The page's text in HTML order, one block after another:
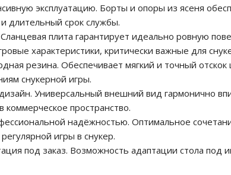
эксплуатацию. Борты и опоры из ясеня
длительный срок службы.
плита гарантирует идеально ровную
характеристики, критически важные для
резина. Обеспечивает мягкий и точный
снукерной игры.
Универсальный внешний вид гармонично
пространство.
надёжностью. Оптимальное
игры в снукер.
под заказ. Возможность адаптации стола под